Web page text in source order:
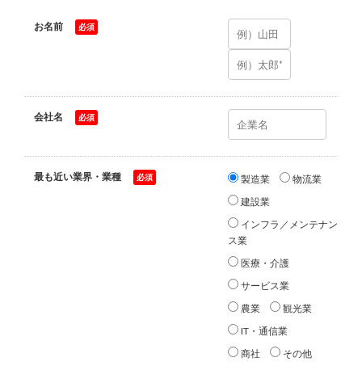
お名前
会社名
最も近い業界・業種 製造業
物流業
建設業
インフラ／メンテナン
ス業
医療・介護
サービス業
農業
観光業
IT・通信業
商社
その他